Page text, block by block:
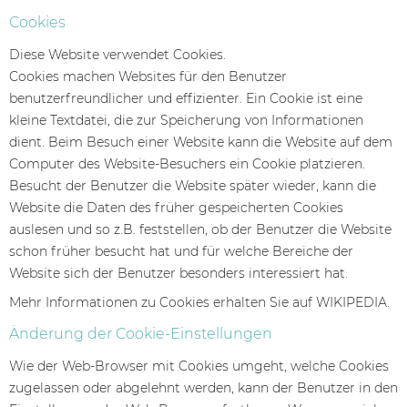
Cookies
Diese Website verwendet Cookies.
Cookies machen Websites für den Benutzer
benutzerfreundlicher und effizienter. Ein Cookie ist eine
kleine Textdatei, die zur Speicherung von Informationen
dient. Beim Besuch einer Website kann die Website auf dem
Computer des Website-Besuchers ein Cookie platzieren.
Besucht der Benutzer die Website später wieder, kann die
Website die Daten des früher gespeicherten Cookies
auslesen und so z.B. feststellen, ob der Benutzer die Website
schon früher besucht hat und für welche Bereiche der
Website sich der Benutzer besonders interessiert hat.
Mehr Informationen zu Cookies erhalten Sie auf WIKIPEDIA.
Änderung der Cookie-Einstellungen
Wie der Web-Browser mit Cookies umgeht, welche Cookies
zugelassen oder abgelehnt werden, kann der Benutzer in den